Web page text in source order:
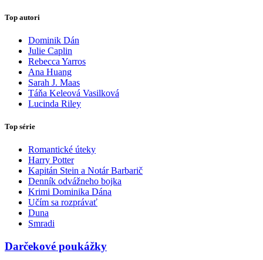
Top autori
Dominik Dán
Julie Caplin
Rebecca Yarros
Ana Huang
Sarah J. Maas
Táňa Keleová Vasilková
Lucinda Riley
Top série
Romantické úteky
Harry Potter
Kapitán Stein a Notár Barbarič
Denník odvážneho bojka
Krimi Dominika Dána
Učím sa rozprávať
Duna
Smradi
Darčekové poukážky